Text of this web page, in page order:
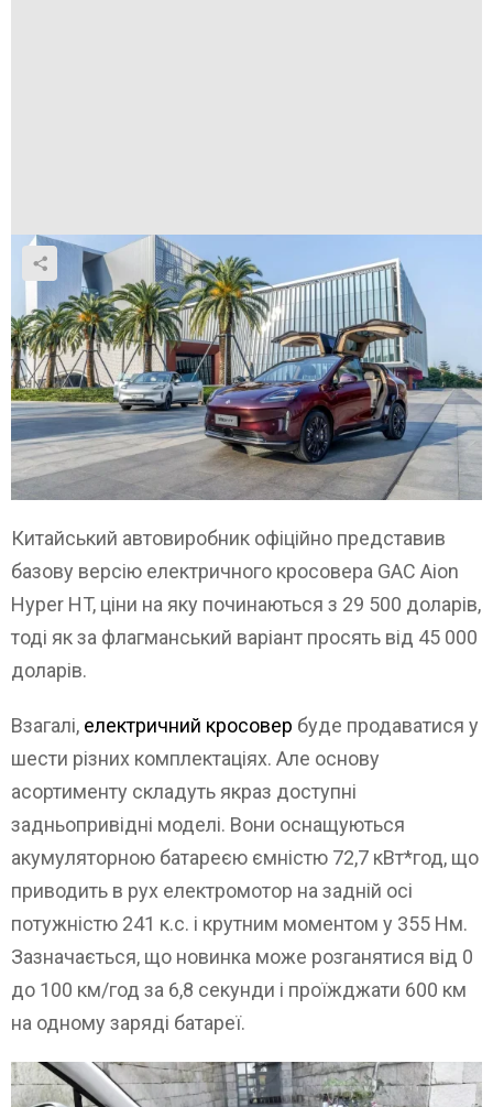
Китайський автовиробник офіційно представив
базову версію електричного кросовера GAC Aion
Hyper HT, ціни на яку починаються з 29 500 доларів,
тоді як за флагманський варіант просять від 45 000
доларів.
Взагалі, електричний кросовер буде продаватися у
шести різних комплектаціях. Але основу
асортименту складуть якраз доступні
задньопривідні моделі. Вони оснащуються
акумуляторною батареєю ємністю 72,7 кВт*год, що
приводить в рух електромотор на задній осі
потужністю 241 к.с. і крутним моментом у 355 Нм.
Зазначається, що новинка може розганятися від 0
до 100 км/год за 6,8 секунди і проїжджати 600 км
на одному заряді батареї.